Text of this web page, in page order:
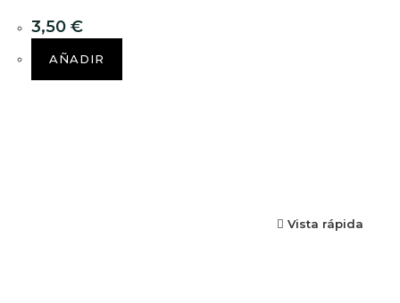
3,50 €
AÑADIR
Vista rápida